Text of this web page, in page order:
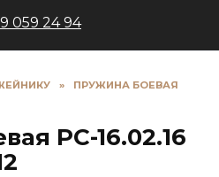
059 24 94
»
ПРУЖИНА БОЕВАЯ
РС-16.02.16